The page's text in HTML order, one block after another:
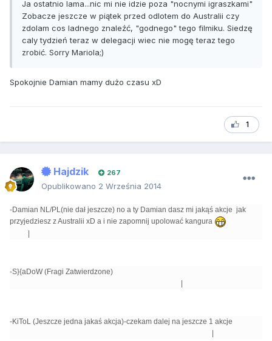
Ja ostatnio lama...nic mi nie idzie poza "nocnymi igraszkami"
Zobacze jeszcze w piątek przed odlotem do Australii czy
zdolam cos ladnego znaleźć, "godnego" tego filmiku. Siedzę
caly tydzień teraz w delegacji wiec nie mogę teraz tego
zrobić. Sorry Mariola;)
Spokojnie Damian mamy dużo czasu xD
1
Hajdzik 267
Opublikowano 2 Września 2014
-Damian NL/PL(nie dał jeszcze) no a ty Damian dasz mi jakąś akcje jak
przyjedziesz z Australii xD a i nie zapomnij upolować kangura
-S}{aDoW (Fragi Zatwierdzone)
-KiToL (Jeszcze jedna jakaś akcja)-czekam dalej na jeszcze 1 akcje